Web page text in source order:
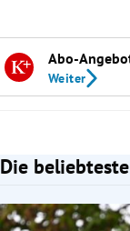
Abo-
Weiter
Die
Slide 1 von 7